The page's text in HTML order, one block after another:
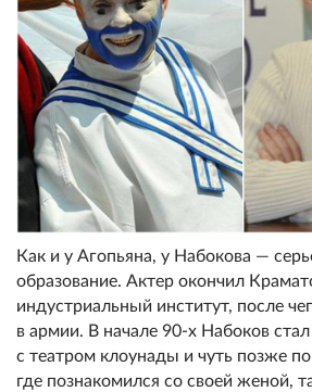
Как и у Агопьяна, у Набокова —
образование. Актер окончил
индустриальный институт, после
в армии. В начале 90-х Набоков
с театром клоунады и чуть позже
где познакомился со своей женой,